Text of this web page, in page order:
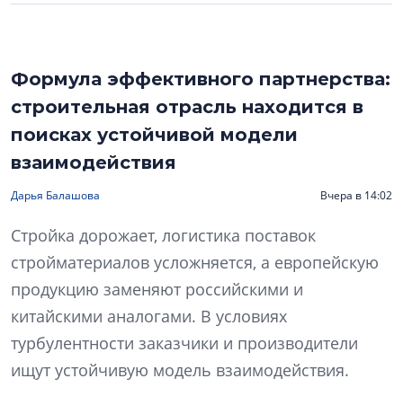
Формула эффективного партнерства:
строительная отрасль находится в
поисках устойчивой модели
взаимодействия
Дарья Балашова Вчера в 14:02
Стройка дорожает, логистика поставок
стройматериалов усложняется, а европейскую
продукцию заменяют российскими и
китайскими аналогами. В условиях
турбулентности заказчики и производители
ищут устойчивую модель взаимодействия.